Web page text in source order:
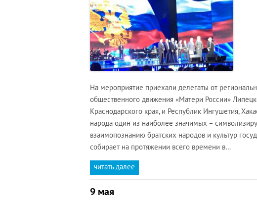
На мероприятие приехали делегаты от
общественного движения «Матери России»
Краснодарского края, и Республик Ингушетия,
народа один из наиболее значимых –
взаимопознанию братских народов и культур
собирает на протяжении всего времени в…
читать далее
9 мая